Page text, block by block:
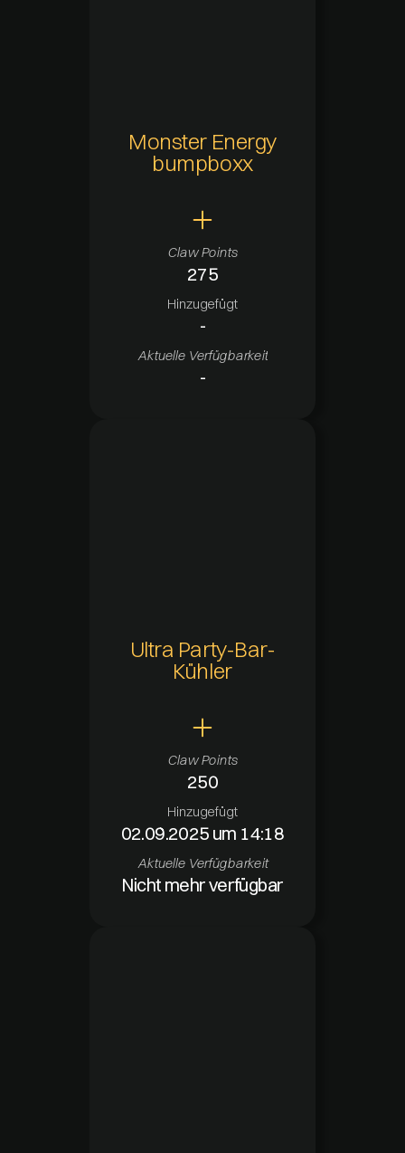
Monster Energy
bumpboxx
Claw Points
275
Hinzugefügt
-
Aktuelle Verfügbarkeit
-
Ultra Party-Bar-
Kühler
Claw Points
250
Hinzugefügt
02.09.2025 um 14:18
Aktuelle Verfügbarkeit
Nicht mehr verfügbar